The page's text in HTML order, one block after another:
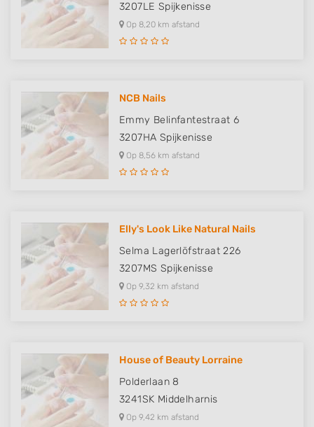
3207LE Spijkenisse
Op 8,20 km afstand
NCB Nails
Emmy Belinfantestraat 6
3207HA Spijkenisse
Op 8,56 km afstand
Elly's Look Like Natural Nails
Selma Lagerlöfstraat 226
3207MS Spijkenisse
Op 9,32 km afstand
House of Beauty Lorraine
Polderlaan 8
3241SK Middelharnis
Op 9,42 km afstand